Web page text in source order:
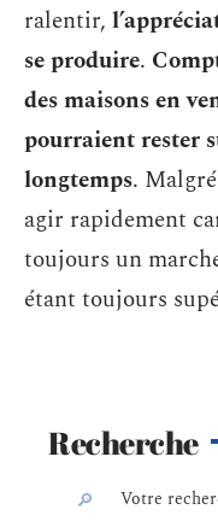
ralentir,
se produire.
des maisons en
pourraient rester
longtemps.
agir rapidement
toujours un
étant toujours
Recherche